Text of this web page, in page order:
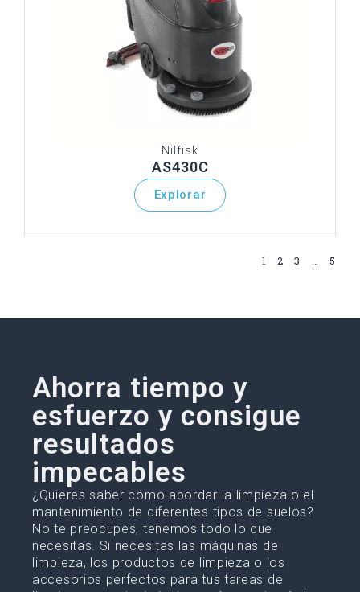
Nilfisk
AS430C
Explorar
1 2 3 … 5
Ahorra tiempo y
esfuerzo y consigue
resultados
impecables
¿Quieres saber cómo abordar la limpieza o el
mantenimiento de diferentes tipos de suelos?
No te preocupes, tenemos todo lo que
necesitas. Si necesitas las máquinas de
limpieza, los productos de limpieza o los
accesorios perfectos para tus tareas de